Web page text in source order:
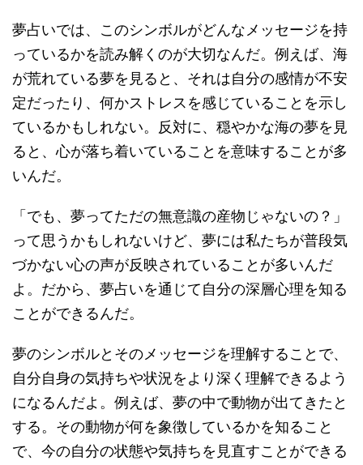
夢占いでは、このシンボルがどんなメッセージを持
っているかを読み解くのが大切なんだ。例えば、海
が荒れている夢を見ると、それは自分の感情が不安
定だったり、何かストレスを感じていることを示し
ているかもしれない。反対に、穏やかな海の夢を見
ると、心が落ち着いていることを意味することが多
いんだ。
「でも、夢ってただの無意識の産物じゃないの？」
って思うかもしれないけど、夢には私たちが普段気
づかない心の声が反映されていることが多いんだ
よ。だから、夢占いを通じて自分の深層心理を知る
ことができるんだ。
夢のシンボルとそのメッセージを理解することで、
自分自身の気持ちや状況をより深く理解できるよう
になるんだよ。例えば、夢の中で動物が出てきたと
する。その動物が何を象徴しているかを知ること
で、今の自分の状態や気持ちを見直すことができる